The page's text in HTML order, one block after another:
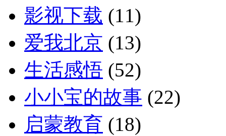
影视下载 (11)
爱我北京 (13)
生活感悟 (52)
小小宝的故事 (22)
启蒙教育 (18)